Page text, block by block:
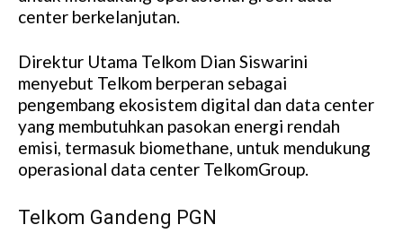
center berkelanjutan.
Direktur Utama Telkom Dian Siswarini
menyebut Telkom berperan sebagai
pengembang ekosistem digital dan data center
yang membutuhkan pasokan energi rendah
emisi, termasuk biomethane, untuk mendukung
operasional data center TelkomGroup.
Telkom Gandeng PGN